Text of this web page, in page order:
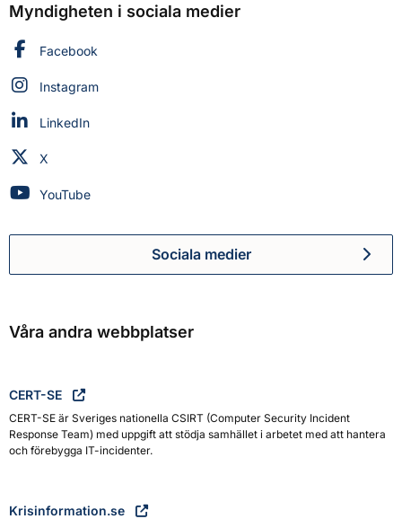
Myndigheten i sociala medier
Myndigheten för civilt försvar på
Facebook
Myndigheten för civilt försvar på
Instagram
Myndigheten för civilt försvar på
LinkedIn
Myndigheten för civilt försvar på
X
Myndigheten för civilt försvar på
YouTube
Myndigheten för civilt
Sociala medier
Våra andra webbplatser
CERT-SE
CERT-SE är Sveriges nationella CSIRT (Computer Security Incident
Response Team) med uppgift att stödja samhället i arbetet med att hantera
och förebygga IT-incidenter.
Krisinformation.se